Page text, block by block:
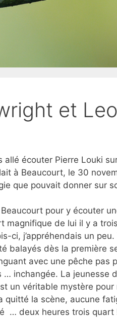
et
écouter Pierre Louki
à Beaucourt, le 30
que pouvait donner sur
pour y écouter
magnifique de lui il y a
ci, j’appréhendais un
balayés dès la première
avec une pêche pas
… inchangée. La jeunesse
un véritable mystère
quitté la scène, aucune
… deux heures trois quart